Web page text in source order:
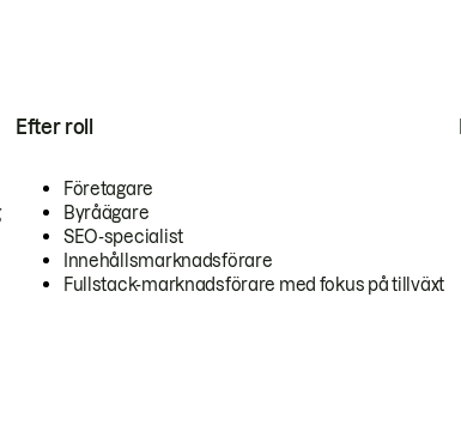
Efter roll
Företagare
Byråägare
SEO-specialist
Innehållsmarknadsförare
Fullstack-marknadsförare med fokus på tillväxt